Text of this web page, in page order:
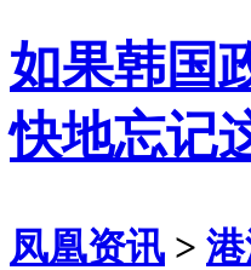
如果韩国
快地忘记
凤凰资讯 >